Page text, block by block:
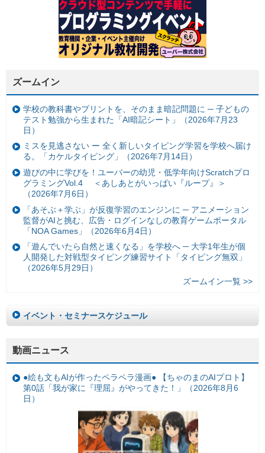
ズームイン
学校の教科書やプリントを、そのまま暗記問題に ─ 子どもの
テスト勉強から生まれた「AI暗記シート」（2026年7月23
日）
ミスを見逃さない ー 全く新しいタイピング学習を学校へ届け
る。「カケルタイピング」（2026年7月14日）
遊びの中に学びを！ユーバーの幼児・低学年向けScratchプロ
グラミングVol.4 ＜あしあとがいっぱい『ループ』＞
（2026年7月6日）
「あそぶ＋学ぶ」が反復学習のエンジンに ─ アニメーション
監督がAIと挑む、広告・ログインなしの教育ゲームポータル
「NOA Games」（2026年6月4日）
「遊んでいたら自然と速くなる」を学校へ ─ 大学1年生が個
人開発した対戦型タイピング練習サイト「タイピング無双」
（2026年5月29日）
ズームイン一覧 >>
イベント・セミナースケジュール
動画ニュース
●絵も文もAIが作ったペラペラ漫画● 【ちゃのまのAIプロト】
第0話「我が家に『理屈』がやってきた！」（2026年8月6
日）